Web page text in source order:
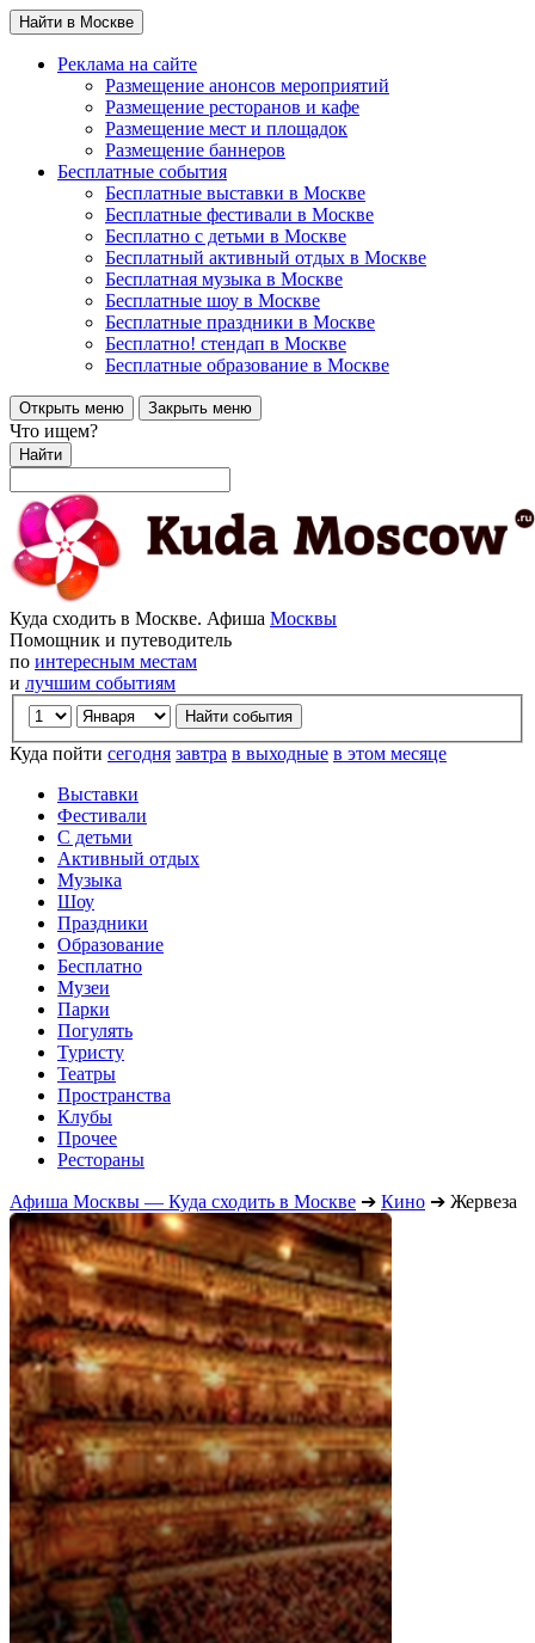
Найти в Москве
Реклама на сайте
Размещение анонсов мероприятий
Размещение ресторанов и кафе
Размещение мест и площадок
Размещение баннеров
Бесплатные события
Бесплатные выставки в Москве
Бесплатные фестивали в Москве
Бесплатно с детьми в Москве
Бесплатный активный отдых в Москве
Бесплатная музыка в Москве
Бесплатные шоу в Москве
Бесплатные праздники в Москве
Бесплатно! стендап в Москве
Бесплатные образование в Москве
Открыть меню Закрыть меню
Что ищем?
Найти
Куда сходить в Москве. Афиша Москвы
Помощник и путеводитель
по интересным местам
и лучшим событиям
Куда пойти сегодня завтра в выходные в этом месяце
Выставки
Фестивали
С детьми
Активный отдых
Музыка
Шоу
Праздники
Образование
Бесплатно
Музеи
Парки
Погулять
Туристу
Театры
Пространства
Клубы
Прочее
Рестораны
Афиша Москвы — Куда сходить в Москве ➔ Кино ➔ Жервеза